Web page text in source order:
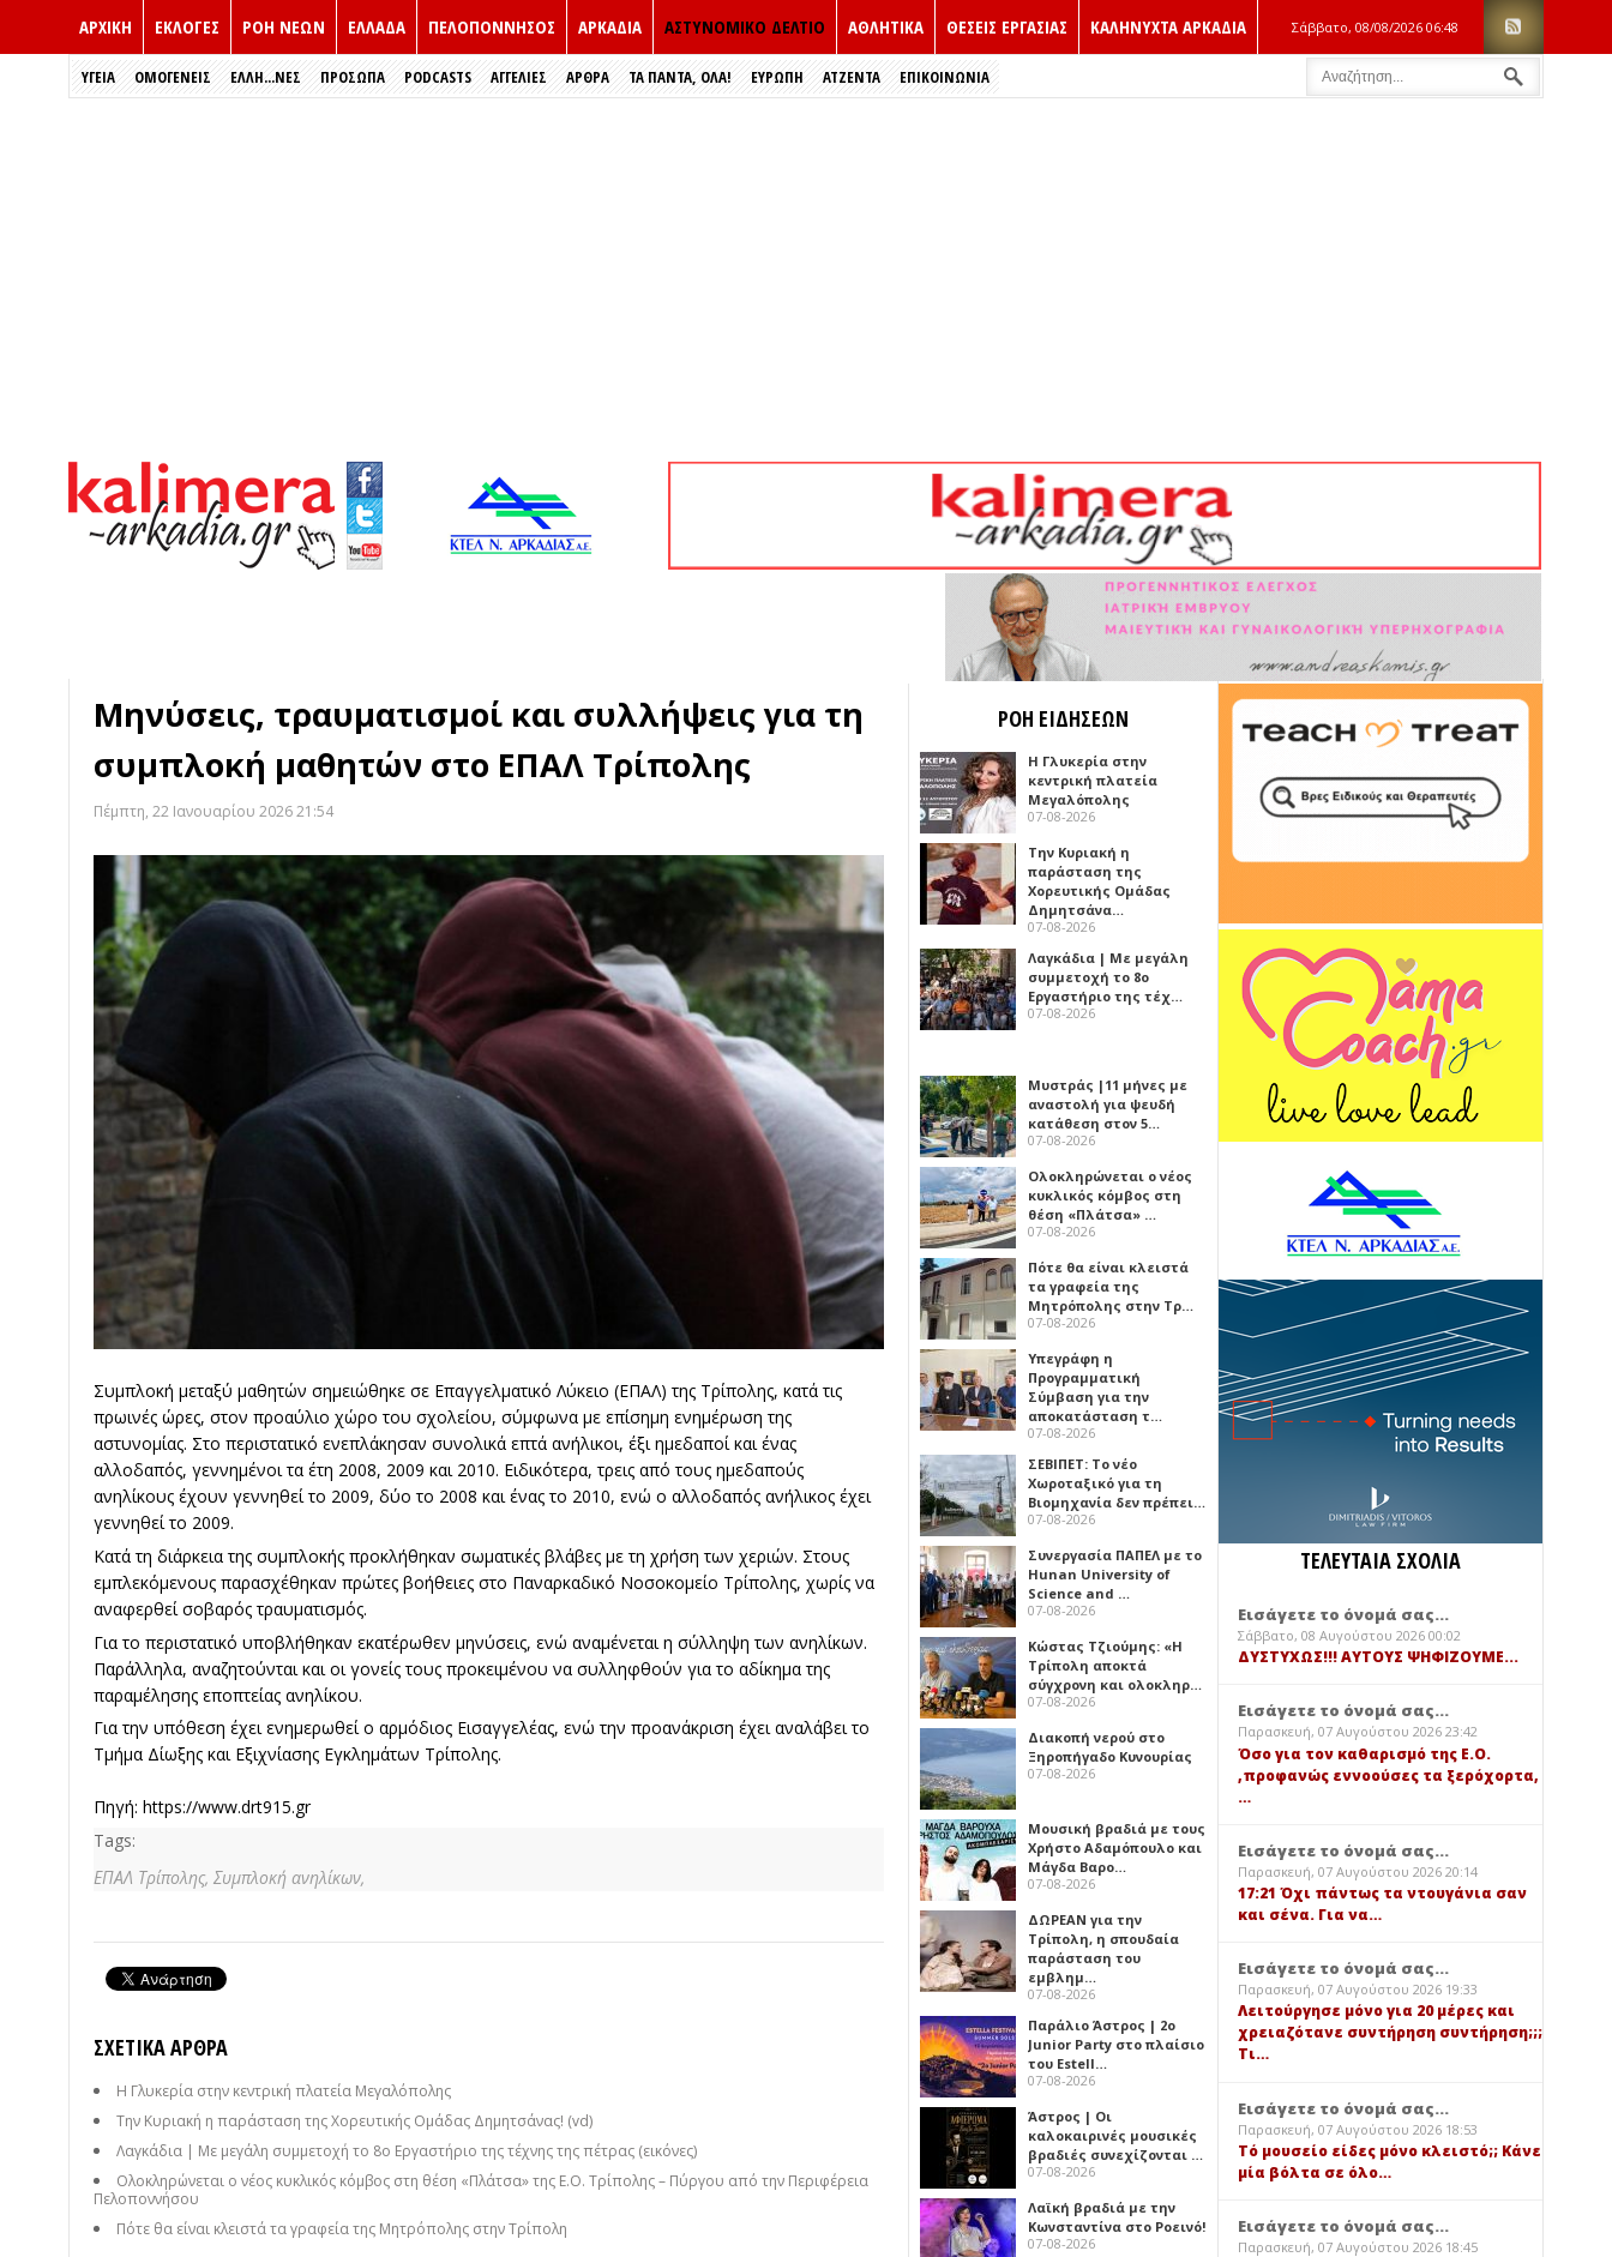
ΑΡΧΙΚΗ ΕΚΛΟΓΈΣ ΡΟΗ ΝΕΩΝ ΕΛΛΑΔΑ ΠΕΛΟΠΟΝΝΗΣΟΣ ΑΡΚΑΔΙΑ ΑΣΤΥΝΟΜΙΚΟ ΔΕΛΤΙΟ ΑΘΛΗΤΙΚΑ ΘΕΣΕΙΣ ΕΡΓΑΣΙΑΣ ΚΑΛΗΝΥΧΤΑ ΑΡΚΑΔΙΑ Σάββατο, 08/08/2026 06:48
ΥΓΕΙΑ ΟΜΟΓΕΝΕΙΣ ΈΛΛΗ...ΝΕΣ ΠΡΌΣΩΠΑ PODCASTS ΑΓΓΕΛΙΕΣ ΑΡΘΡΑ ΤΑ ΠΑΝΤΑ, ΟΛΑ! ΕΥΡΏΠΗ ΑΤΖΕΝΤΑ ΕΠΙΚΟΙΝΩΝΙΑ
Μηνύσεις, τραυματισμοί και συλλήψεις για τη
συμπλοκή μαθητών στο ΕΠΑΛ Τρίπολης
Πέμπτη, 22 Ιανουαρίου 2026 21:54
Συμπλοκή μεταξύ μαθητών σημειώθηκε σε Επαγγελματικό Λύκειο (ΕΠΑΛ) της Τρίπολης, κατά τις
πρωινές ώρες, στον προαύλιο χώρο του σχολείου, σύμφωνα με επίσημη ενημέρωση της
αστυνομίας. Στο περιστατικό ενεπλάκησαν συνολικά επτά ανήλικοι, έξι ημεδαποί και ένας
αλλοδαπός, γεννημένοι τα έτη 2008, 2009 και 2010. Ειδικότερα, τρεις από τους ημεδαπούς
ανηλίκους έχουν γεννηθεί το 2009, δύο το 2008 και ένας το 2010, ενώ ο αλλοδαπός ανήλικος έχει
γεννηθεί το 2009.
Κατά τη διάρκεια της συμπλοκής προκλήθηκαν σωματικές βλάβες με τη χρήση των χεριών. Στους
εμπλεκόμενους παρασχέθηκαν πρώτες βοήθειες στο Παναρκαδικό Νοσοκομείο Τρίπολης, χωρίς να
αναφερθεί σοβαρός τραυματισμός.
Για το περιστατικό υποβλήθηκαν εκατέρωθεν μηνύσεις, ενώ αναμένεται η σύλληψη των ανηλίκων.
Παράλληλα, αναζητούνται και οι γονείς τους προκειμένου να συλληφθούν για το αδίκημα της
παραμέλησης εποπτείας ανηλίκου.
Για την υπόθεση έχει ενημερωθεί ο αρμόδιος Εισαγγελέας, ενώ την προανάκριση έχει αναλάβει το
Τμήμα Δίωξης και Εξιχνίασης Εγκλημάτων Τρίπολης.
Πηγή: https://www.drt915.gr
Tags:
ΕΠΑΛ Τρίπολης, Συμπλοκή ανηλίκων,
ΣΧΕΤΙΚΆ ΆΡΘΡΑ
Η Γλυκερία στην κεντρική πλατεία Μεγαλόπολης
Την Κυριακή η παράσταση της Χορευτικής Ομάδας Δημητσάνας! (vd)
Λαγκάδια | Με μεγάλη συμμετοχή το 8ο Εργαστήριο της τέχνης της πέτρας (εικόνες)
Ολοκληρώνεται ο νέος κυκλικός κόμβος στη θέση «Πλάτσα» της Ε.Ο. Τρίπολης – Πύργου από την Περιφέρεια
Πελοποννήσου
Πότε θα είναι κλειστά τα γραφεία της Μητρόπολης στην Τρίπολη
ΡΟΗ ΕΙΔΗΣΕΩΝ
Η Γλυκερία στην
κεντρική πλατεία
Μεγαλόπολης
07-08-2026
Την Κυριακή η
παράσταση της
Χορευτικής Ομάδας
Δημητσάνα…
07-08-2026
Λαγκάδια | Με μεγάλη
συμμετοχή το 8ο
Εργαστήριο της τέχ…
07-08-2026
Μυστράς |11 μήνες με
αναστολή για ψευδή
κατάθεση στον 5…
07-08-2026
Ολοκληρώνεται ο νέος
κυκλικός κόμβος στη
θέση «Πλάτσα» …
07-08-2026
Πότε θα είναι κλειστά
τα γραφεία της
Μητρόπολης στην Τρ…
07-08-2026
Υπεγράφη η
Προγραμματική
Σύμβαση για την
αποκατάσταση τ…
07-08-2026
ΣΕΒΙΠΕΤ: Το νέο
Χωροταξικό για τη
Βιομηχανία δεν πρέπει…
07-08-2026
Συνεργασία ΠΑΠΕΛ με το
Hunan University of
Science and …
07-08-2026
Κώστας Τζιούμης: «Η
Τρίπολη αποκτά
σύγχρονη και ολοκληρ…
07-08-2026
Διακοπή νερού στο
Ξηροπήγαδο Κυνουρίας
07-08-2026
Μουσική βραδιά με τους
Χρήστο Αδαμόπουλο και
Μάγδα Βαρο…
07-08-2026
ΔΩΡΕΑΝ για την
Τρίπολη, η σπουδαία
παράσταση του
εμβλημ…
07-08-2026
Παράλιο Άστρος | 2ο
Junior Party στο πλαίσιο
του Estell…
07-08-2026
Άστρος | Οι
καλοκαιρινές μουσικές
βραδιές συνεχίζονται …
07-08-2026
Λαϊκή βραδιά με την
Κωνσταντίνα στο Ροεινό!
07-08-2026
ΤΕΛΕΥΤΑΙΑ ΣΧΟΛΙΑ
Εισάγετε το όνομά σας...
Σάββατο, 08 Αυγούστου 2026 00:02
ΔΥΣΤΥΧΩΣ!!! ΑΥΤΟΥΣ ΨΗΦΙΖΟΥΜΕ...
Εισάγετε το όνομά σας...
Παρασκευή, 07 Αυγούστου 2026 23:42
Όσο για τον καθαρισμό της Ε.Ο.
,προφανώς εννοούσες τα ξερόχορτα,
…
Εισάγετε το όνομά σας...
Παρασκευή, 07 Αυγούστου 2026 20:14
17:21 Όχι πάντως τα ντουγάνια σαν
και σένα. Για να…
Εισάγετε το όνομά σας...
Παρασκευή, 07 Αυγούστου 2026 19:33
Λειτούργησε μόνο για 20 μέρες και
χρειαζότανε συντήρηση συντήρηση;;;
Τι…
Εισάγετε το όνομά σας...
Παρασκευή, 07 Αυγούστου 2026 18:53
Τό μουσείο είδες μόνο κλειστό;; Κάνε
μία βόλτα σε όλο…
Εισάγετε το όνομά σας...
Παρασκευή, 07 Αυγούστου 2026 18:45